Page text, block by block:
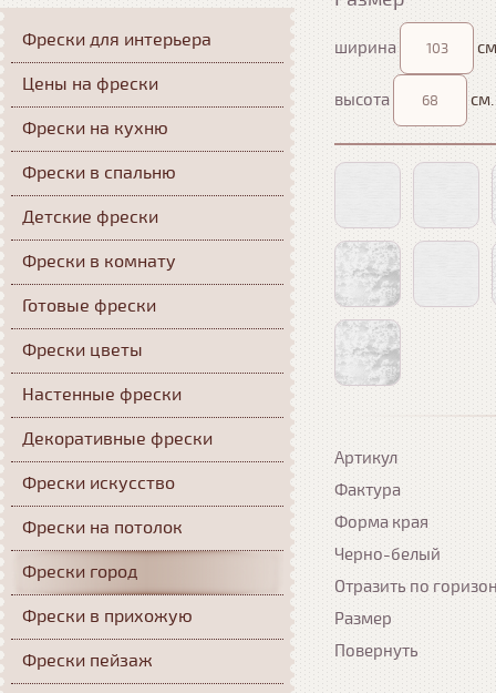
ширина
высота см.
Артикул
Фактура
Форма края
Черно-белый
Отразить по
Размер
Повернуть
Фрески для интерьера
Цены на фрески
Фрески на кухню
Фрески в спальню
Детские фрески
Фрески в комнату
Готовые фрески
Фрески цветы
Настенные фрески
Декоративные фрески
Фрески искусство
Фрески на потолок
Фрески город
Фрески в прихожую
Фрески пейзаж